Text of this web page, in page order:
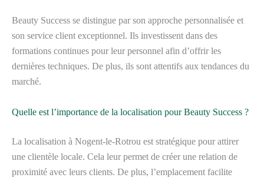
Beauty Success se distingue par son approche personnalisée et
son service client exceptionnel. Ils investissent dans des
formations continues pour leur personnel afin d’offrir les
dernières techniques. De plus, ils sont attentifs aux tendances du
marché.
Quelle est l’importance de la localisation pour Beauty Success ?
La localisation à Nogent-le-Rotrou est stratégique pour attirer
une clientèle locale. Cela leur permet de créer une relation de
proximité avec leurs clients. De plus, l’emplacement facilite